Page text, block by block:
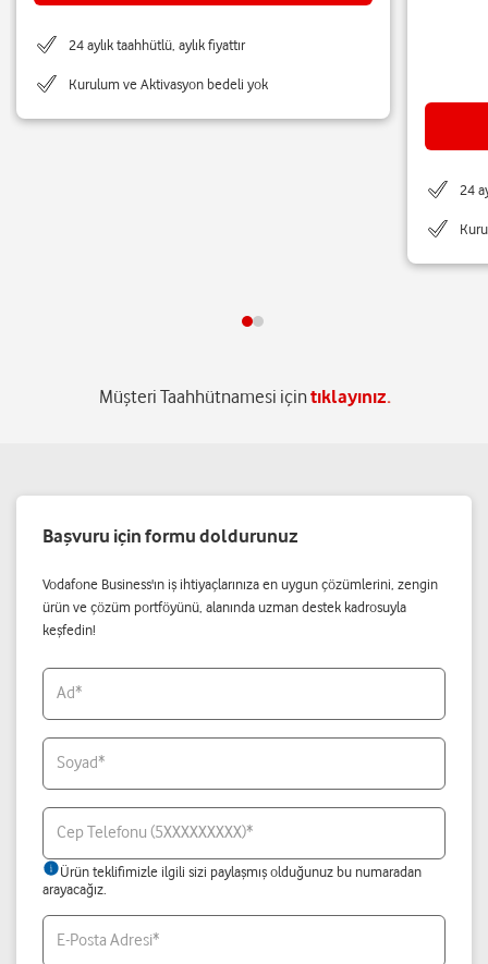
24 aylık taahhütlü, aylık fiyattır
Kurulum ve Aktivasyon bedeli yok
24
Müşteri Taahhütnamesi içintıklayınız.
Başvuru için formu doldurunuz
Vodafone Business'ın iş ihtiyaçlarınıza en uygun çözümlerini, zengin
ürün ve çözüm portföyünü, alanında uzman destek kadrosuyla
keşfedin!
Ad*
Soyad*
Cep Telefonu (5XXXXXXXXX)*
Ürün teklifimizle ilgili sizi paylaşmış olduğunuz bu numaradan
arayacağız.
E-Posta Adresi*